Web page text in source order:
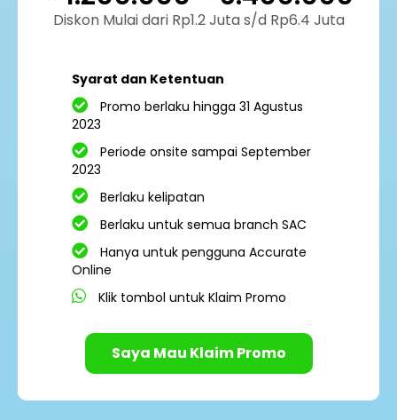
Diskon Mulai dari Rp1.2 Juta s/d Rp6.4 Juta
Syarat dan Ketentuan
Promo berlaku hingga 31 Agustus
2023
Periode onsite sampai September
2023
Berlaku kelipatan
Berlaku untuk semua branch SAC
Hanya untuk pengguna Accurate
Online
Klik tombol untuk Klaim Promo
Saya Mau Klaim Promo